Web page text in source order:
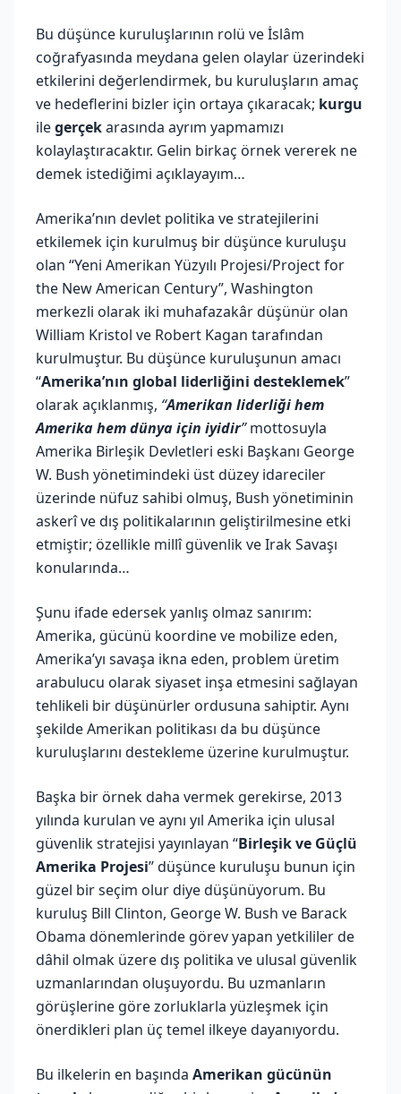
Bu düşünce kuruluşlarının rolü ve İslâm
coğrafyasında meydana gelen olaylar üzerindeki
etkilerini değerlendirmek, bu kuruluşların amaç
ve hedeflerini bizler için ortaya çıkaracak; kurgu
ilegerçekarasında ayrım yapmamızı
kolaylaştıracaktır. Gelin birkaç örnek vererek ne
demek istediğimi açıklayayım…
Amerika’nın devlet politika ve stratejilerini
etkilemek için kurulmuş bir düşünce kuruluşu
olan “Yeni Amerikan Yüzyılı Projesi/Project for
the New American Century”, Washington
merkezli olarak iki muhafazakâr düşünür olan
William Kristol ve Robert Kagan tarafından
kurulmuştur. Bu düşünce kuruluşunun amacı
“Amerika’nın global liderliğini desteklemek”
olarak açıklanmış, “Amerikan liderliği hem
Amerika hem dünya için iyidir”mottosuyla
Amerika Birleşik Devletleri eski Başkanı George
W. Bush yönetimindeki üst düzey idareciler
üzerinde nüfuz sahibi olmuş, Bush yönetiminin
askerî ve dış politikalarının geliştirilmesine etki
etmiştir; özellikle millî güvenlik ve Irak Savaşı
konularında…
Şunu ifade edersek yanlış olmaz sanırım:
Amerika, gücünü koordine ve mobilize eden,
Amerika’yı savaşa ikna eden, problem üretim
arabulucu olarak siyaset inşa etmesini sağlayan
tehlikeli bir düşünürler ordusuna sahiptir. Aynı
şekilde Amerikan politikası da bu düşünce
kuruluşlarını destekleme üzerine kurulmuştur.
Başka bir örnek daha vermek gerekirse, 2013
yılında kurulan ve aynı yıl Amerika için ulusal
güvenlik stratejisi yayınlayan “Birleşik ve Güçlü
Amerika Projesi” düşünce kuruluşu bunun için
güzel bir seçim olur diye düşünüyorum. Bu
kuruluş Bill Clinton, George W. Bush ve Barack
Obama dönemlerinde görev yapan yetkililer de
dâhil olmak üzere dış politika ve ulusal güvenlik
uzmanlarından oluşuyordu. Bu uzmanların
görüşlerine göre zorluklarla yüzleşmek için
önerdikleri plan üç temel ilkeye dayanıyordu.
Bu ilkelerin en başında Amerikan gücünün